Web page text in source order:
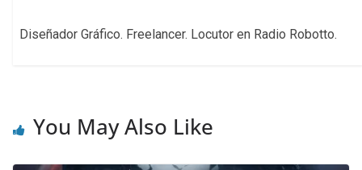
Diseñador Gráfico. Freelancer. Locutor en Radio Robotto.
You May Also Like